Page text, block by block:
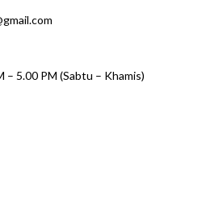
5.00 PM (Sabtu – Khamis)